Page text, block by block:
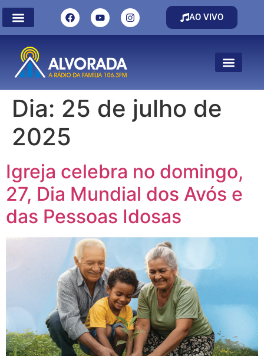
AO VIVO
Dia: 25 de julho de
2025
Igreja celebra no domingo,
27, Dia Mundial dos Avós e
das Pessoas Idosas